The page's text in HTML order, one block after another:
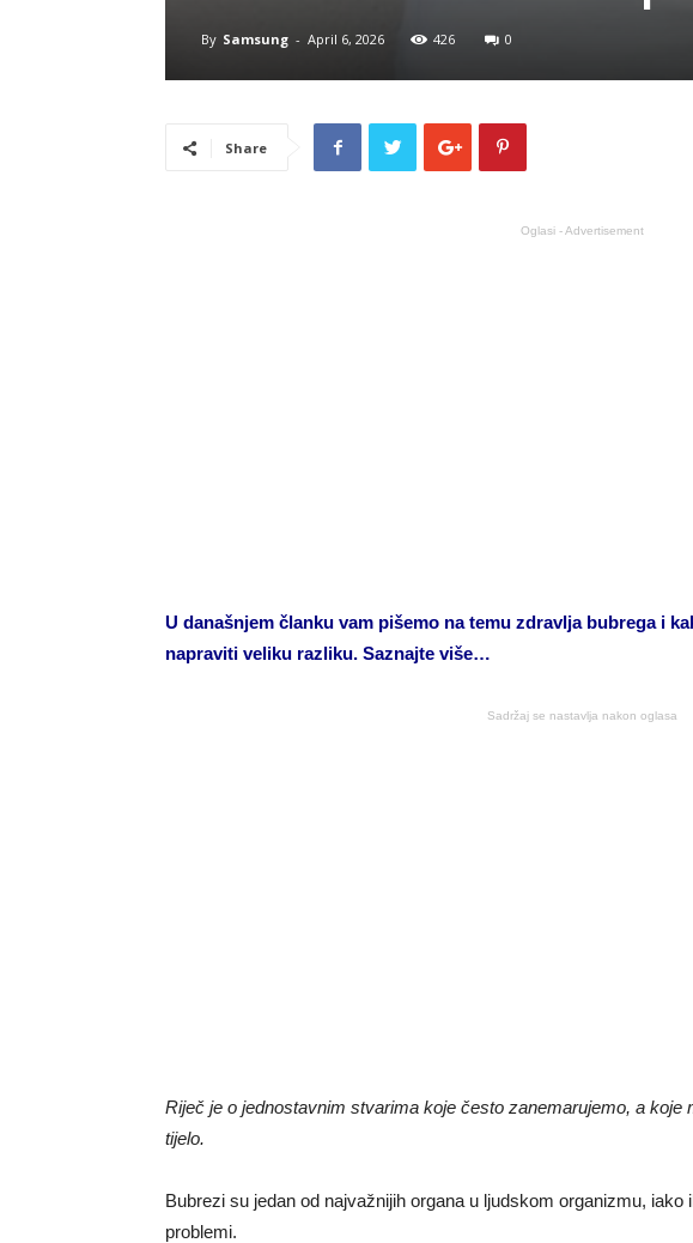
By Samsung - April 6, 2026 426 0
Share
Oglasi - Advertisement
U današnjem članku vam pišemo na temu zdravlja bubrega i
napraviti veliku razliku. Saznajte više…
Sadržaj se nastavlja nakon oglasa
Riječ je o jednostavnim stvarima koje često zanemarujemo, a koje
tijelo.
Bubrezi su jedan od najvažnijih organa u ljudskom organizmu,
problemi.